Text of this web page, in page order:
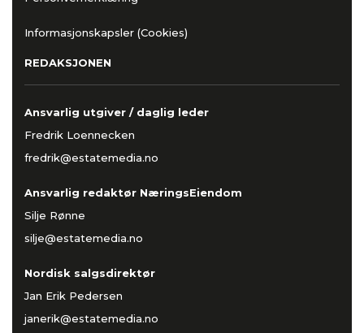
Informasjonskapsler (Cookies)
REDAKSJONEN
Ansvarlig utgiver / daglig leder
Fredrik Loennecken
fredrik@estatemedia.no
Ansvarlig redaktør NæringsEiendom
Silje Rønne
silje@estatemedia.no
Nordisk salgsdirektør
Jan Erik Pedersen
janerik@estatemedia.no